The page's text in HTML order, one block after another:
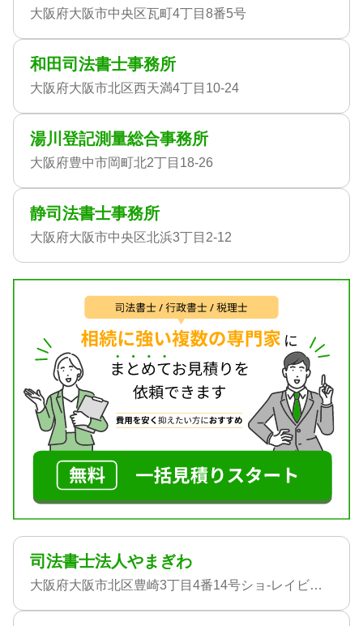
大阪府大阪市中央区瓦町4丁目8番5号
和田司法書士事務所
大阪府大阪市北区西天満4丁目10-24
湯川登記測量総合事務所
大阪府豊中市岡町北2丁目18-26
静司法書士事務所
大阪府大阪市中央区北浜3丁目2-12
司法書士法人やまぎわ
大阪府大阪市北区豊崎3丁目4番14号ショ-レイビル601(司法書士法人やまぎわ)